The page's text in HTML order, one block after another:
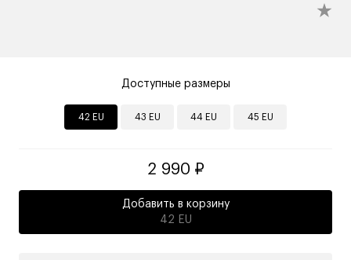
Доступные размеры
42 EU 43 EU 44 EU 45 EU
2 990 ₽
Добавить в корзину
42 EU